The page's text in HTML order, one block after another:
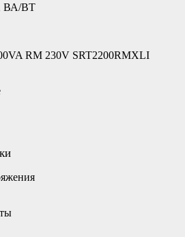
ВА/ВТ
RM 230V SRT2200RMXLI